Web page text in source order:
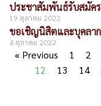
ประชาสัมพันธ์รับสมัค
19 ตุลาคม 2022
ขอเชิญนิสิตและบุคลา
4 ตุลาคม 2022
« Previous 1 2
12
13 14